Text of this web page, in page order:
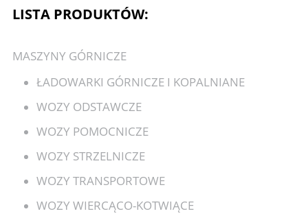
LISTA PRODUKTÓW:
MASZYNY GÓRNICZE
ŁADOWARKI GÓRNICZE I KOPALNIANE
WOZY ODSTAWCZE
WOZY POMOCNICZE
WOZY STRZELNICZE
WOZY TRANSPORTOWE
WOZY WIERCĄCO-KOTWIĄCE